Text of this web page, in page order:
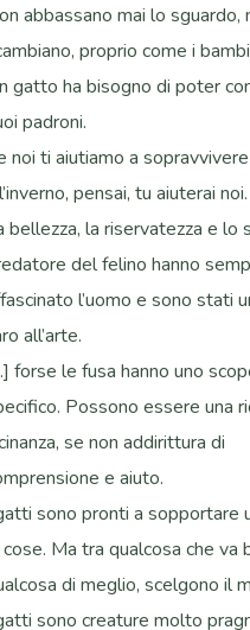
abbassano mai lo sguardo,
proprio come i
gatto ha bisogno di poter
padroni.
noi ti aiutiamo a sopravvivere
pensai, tu aiuterai noi.
bellezza, la riservatezza e lo
del felino hanno
l’uomo e sono stati
all’arte.
forse le fusa hanno uno
Possono essere una
se non addirittura di
e aiuto.
sono pronti a sopportare
Ma tra qualcosa che va
di meglio, scelgono il
sono creature molto